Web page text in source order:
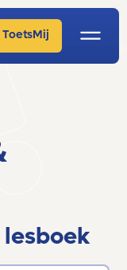
ToetsMij
lesboek